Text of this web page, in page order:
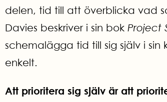
delen, tid till att överblicka vad
Davies beskriver i sin bok Project
schemalägga tid till sig själv i
enkelt.
Att prioritera sig själv är att